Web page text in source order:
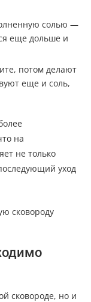
солью —
еще дольше и
потом делают
еще и соль,
на
не только
уход
сковороде, но и